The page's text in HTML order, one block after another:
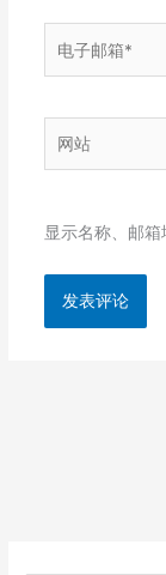
子
箱
站
显示名称、邮箱